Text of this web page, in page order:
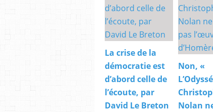
La crise de la
démocratie est
d’abord celle de
l’écoute, par
David Le Breton
Non, «
Nolan